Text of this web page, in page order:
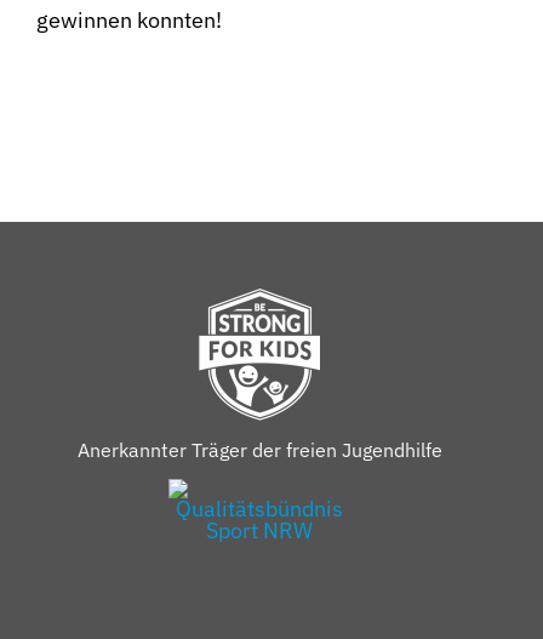
gewinnen konnten!
Anerkannter Träger der freien Jugendhilfe